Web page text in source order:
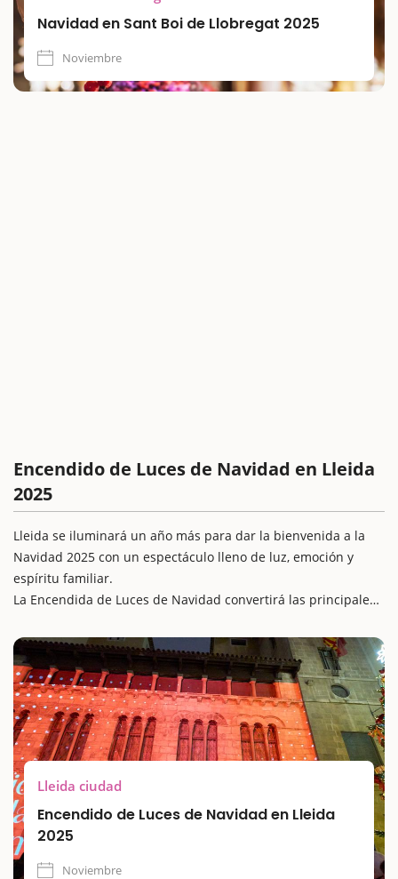
Navidad en Sant Boi de Llobregat 2025
Noviembre
Encendido de Luces de Navidad en Lleida
2025
Lleida se iluminará un año más para dar la bienvenida a la
Navidad 2025 con un espectáculo lleno de luz, emoción y
espíritu familiar.
La Encendida de Luces de Navidad convertirá las principales
y actividades para todas las edades.
Este acto marca el inicio oficial de la campaña de Navidad en
Lleida, una época en la que la ciudad se transforma por
completo y se viste de fiesta con cientos de actividades
culturales y tradicionales
Lleida ciudad
Encendido de Luces de Navidad en Lleida
2025
Noviembre